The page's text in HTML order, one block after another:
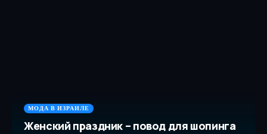
МОДА В ИЗРАИЛЕ
Женский праздник – повод для шопинга